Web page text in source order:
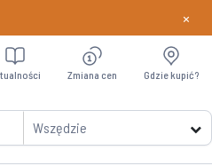
Dowiedz
×
Wszędzie
Zmiana cen Gdzie kupić?